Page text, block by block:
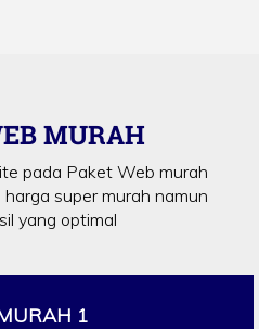
MURAH
pada Paket Web murah
super murah namun
yang optimal
1